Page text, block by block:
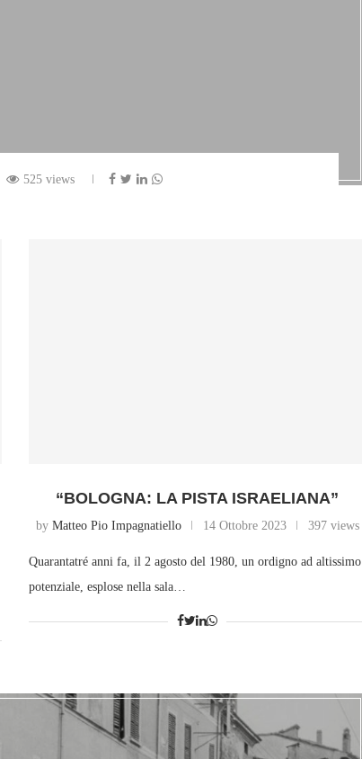
525 views
“BOLOGNA: LA PISTA ISRAELIANA”
by Matteo Pio Impagnatiello 14 Ottobre 2023 397 views
Quarantatré anni fa, il 2 agosto del 1980, un ordigno ad altissimo
potenziale, esplose nella sala…